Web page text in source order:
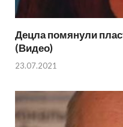
Децла помянули
(Видео)
23.07.2021